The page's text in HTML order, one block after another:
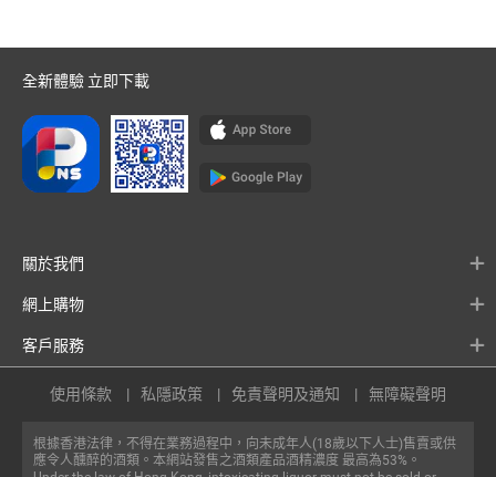
全新體驗 立即下載
關於我們
網上購物
客戶服務
根據香港法律，不得在業務過程中，向未成年人(18歲以下人士)售賣或供
應令人醺醉的酒類。本網站發售之酒類產品酒精濃度 最高為53%。
使用條款 私隱政策 免責聲明及通知 無障礙聲明